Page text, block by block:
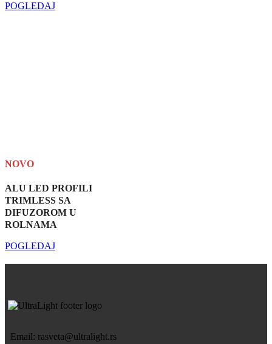
POGLEDAJ
NOVO
ALU LED PROFILI
TRIMLESS SA
DIFUZOROM U
ROLNAMA
POGLEDAJ
Email: rasveta@ultralight.rs